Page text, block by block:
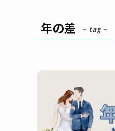
年の差 – tag –